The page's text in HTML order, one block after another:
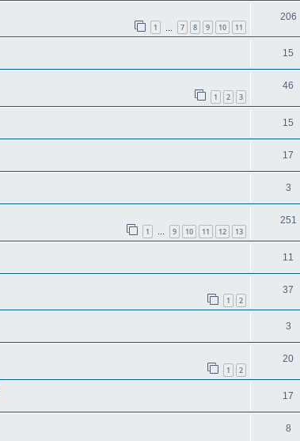
1 7 8 9 10 11
206
15
1 2 3
46
15
17
3
1 … 9 10 11 12 13
251
11
1 2
37
3
1 2
20
17
8